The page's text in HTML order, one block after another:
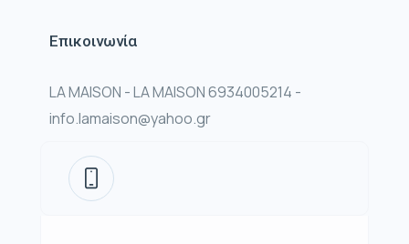
Επικοινωνία
LA MAISON - LA MAISON 6934005214 -
info.lamaison@yahoo.gr